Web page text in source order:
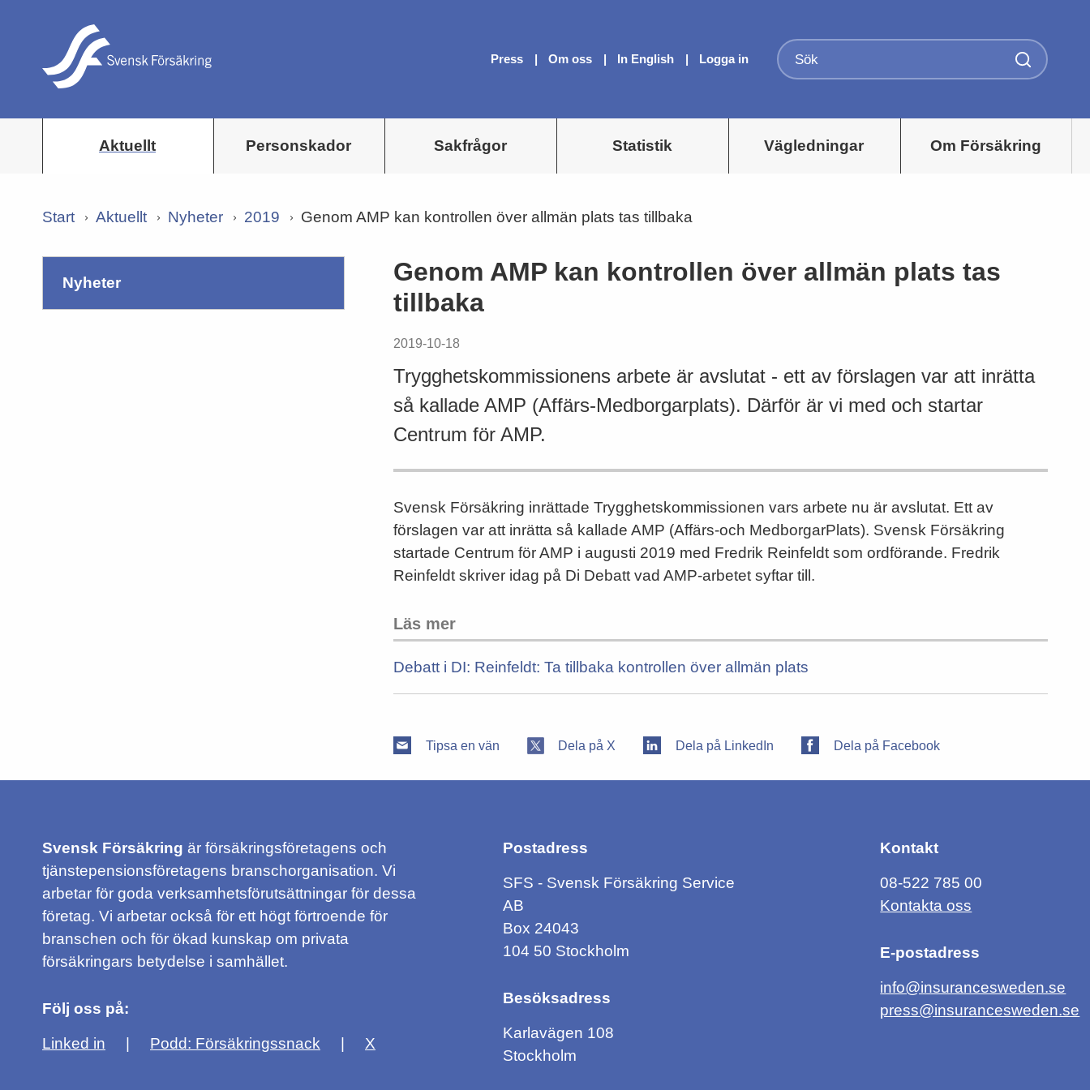
Press Om oss In English Logga in
Aktuellt Personskador Sakfrågor Statistik Vägledningar Om Försäkring
Start Aktuellt Nyheter 2019 Genom AMP kan kontrollen över allmän plats tas tillbaka
nyheter
Genom AMP kan kontrollen över allmän plats tas
tillbaka
2019-10-18
Trygghetskommissionens arbete är avslutat - ett av förslagen var att inrätta
så kallade AMP (Affärs-Medborgarplats). Därför är vi med och startar
Centrum för AMP.
Svensk Försäkring inrättade Trygghetskommissionen vars arbete nu är avslutat. Ett av
förslagen var att inrätta så kallade AMP (Affärs-och MedborgarPlats). Svensk Försäkring
startade Centrum för AMP i augusti 2019 med Fredrik Reinfeldt som ordförande. Fredrik
Reinfeldt skriver idag på Di Debatt vad AMP-arbetet syftar till.
Läs mer
Debatt i DI: Reinfeldt: Ta tillbaka kontrollen över allmän plats
Tipsa en vän Dela på X Dela på LinkedIn Dela på Facebook
Svensk Försäkring är försäkringsföretagens och
tjänstepensionsföretagens branschorganisation. Vi
arbetar för goda verksamhetsförutsättningar för dessa
företag. Vi arbetar också för ett högt förtroende för
branschen och för ökad kunskap om privata
försäkringars betydelse i samhället.
Följ oss på:
Linked in Podd: Försäkringssnack X
Postadress
SFS - Svensk Försäkring Service
AB
Box 24043
104 50 Stockholm
Besöksadress
Karlavägen 108
Stockholm
Kontakt
08-522 785 00
Kontakta oss
E-postadress
info@insurancesweden.se
press@insurancesweden.se